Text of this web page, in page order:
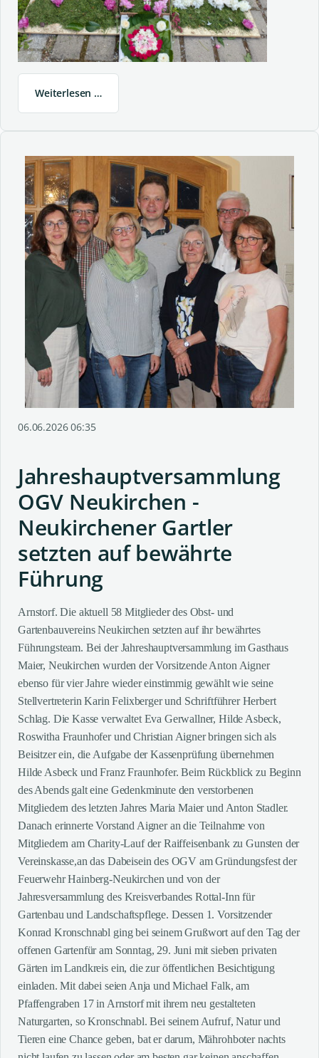
Weiterlesen …
06.06.2026 06:35
Jahreshauptversammlung
OGV Neukirchen -
Neukirchener Gartler
setzten auf bewährte
Führung
Arnstorf. Die aktuell 58 Mitglieder des Obst- und
Gartenbauvereins Neukirchen setzten auf ihr bewährtes
Führungsteam. Bei der Jahreshauptversammlung im Gasthaus
Maier, Neukirchen wurden der Vorsitzende Anton Aigner
ebenso für vier Jahre wieder einstimmig gewählt wie seine
Stellvertreterin Karin Felixberger und Schriftführer Herbert
Schlag. Die Kasse verwaltet Eva Gerwallner, Hilde Asbeck,
Roswitha Fraunhofer und Christian Aigner bringen sich als
Beisitzer ein, die Aufgabe der Kassenprüfung übernehmen
Hilde Asbeck und Franz Fraunhofer. Beim Rückblick zu Beginn
des Abends galt eine Gedenkminute den verstorbenen
Mitgliedern des letzten Jahres Maria Maier und Anton Stadler.
Danach erinnerte Vorstand Aigner an die Teilnahme von
Mitgliedern am Charity-Lauf der Raiffeisenbank zu Gunsten der
Vereinskasse,an das Dabeisein des OGV am Gründungsfest der
Feuerwehr Hainberg-Neukirchen und von der
Jahresversammlung des Kreisverbandes Rottal-Inn für
Gartenbau und Landschaftspflege. Dessen 1. Vorsitzender
Konrad Kronschnabl ging bei seinem Grußwort auf den Tag der
offenen Gartenfür am Sonntag, 29. Juni mit sieben privaten
Gärten im Landkreis ein, die zur öffentlichen Besichtigung
einladen. Mit dabei seien Anja und Michael Falk, am
Pfaffengraben 17 in Arnstorf mit ihrem neu gestalteten
Naturgarten, so Kronschnabl. Bei seinem Aufruf, Natur und
Tieren eine Chance geben, bat er darum, Mährohboter nachts